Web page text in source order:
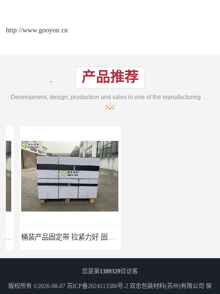
http://www.gooyon.cn
产品推荐
桶装产品固定带 拉紧力好 固永包材
您是第1389329位访客
版权所有 ©2026-08-07 苏ICP备2024113386号-2 双忠包装材料(苏州)有限公司 保